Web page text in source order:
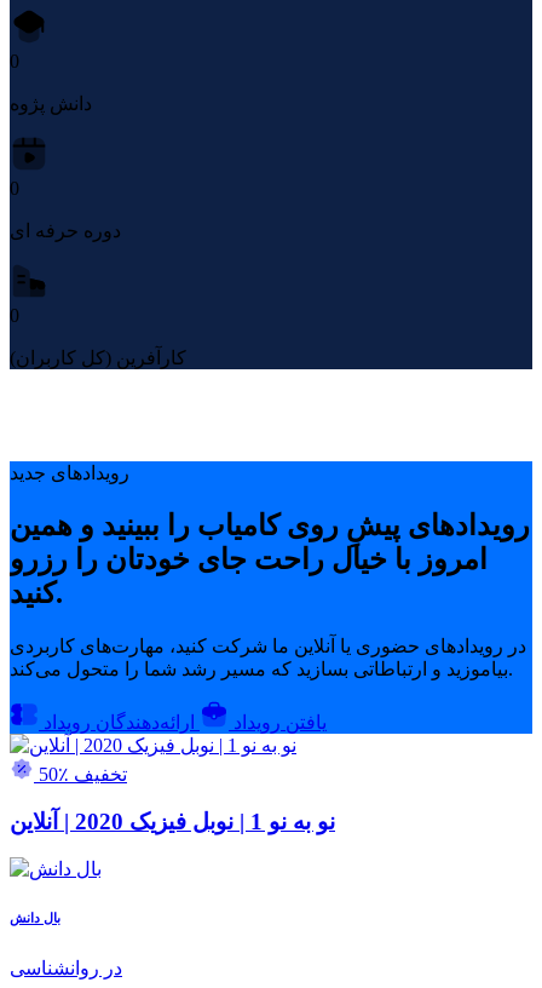
0
دانش پژوه
0
دوره حرفه ای
0
کارآفرین (کل کاربران)
رویدادهای جدید
رویدادهای پیشِ روی کامیاب را ببینید و همین
امروز با خیال راحت جای خودتان را رزرو
کنید.
در رویدادهای حضوری یا آنلاین ما شرکت کنید، مهارت‌های کاربردی
بیاموزید و ارتباطاتی بسازید که مسیر رشد شما را متحول می‌کند.
یافتن رویداد ارائه‌دهندگان رویداد
50٪ تخفیف
نو به نو 1 | نوبل فیزیک 2020 | آنلاین
بال دانش
در روانشناسی